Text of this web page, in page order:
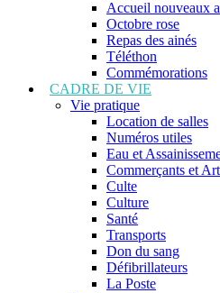
Accueil nouveaux
Octobre rose
Repas des ainés
Téléthon
Commémorations
CADRE DE VIE
Vie pratique
Location de salles
Numéros utiles
Eau et
Commerçants et
Culte
Culture
Santé
Transports
Don du sang
Défibrillateurs
La Poste